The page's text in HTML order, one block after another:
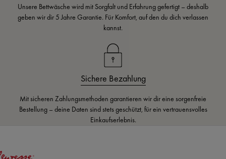
Unsere Bettwäsche wird mit Sorgfalt und Erfahrung gefertigt – deshalb
geben wir dir 5 Jahre Garantie. Für Komfort, auf den du dich verlassen
kannst.
Sichere Bezahlung
Mit sicheren Zahlungsmethoden garantieren wir dir eine sorgenfreie
Bestellung – deine Daten sind stets geschützt, für ein vertrauensvolles
Einkaufserlebnis.